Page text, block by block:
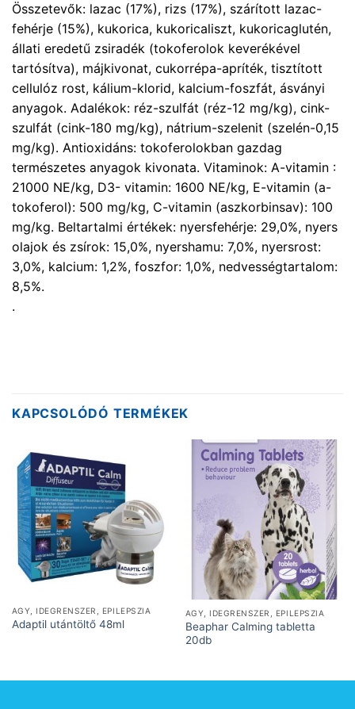
Összetevők: lazac (17%), rizs (17%), szárított lazac-
fehérje (15%), kukorica, kukoricaliszt, kukoricaglutén,
állati eredetű zsiradék (tokoferolok keverékével
tartósítva), májkivonat, cukorrépa-apríték, tisztított
cellulóz rost, kálium-klorid, kalcium-foszfát, ásványi
anyagok. Adalékok: réz-szulfát (réz-12 mg/kg), cink-
szulfát (cink-180 mg/kg), nátrium-szelenit (szelén-0,15
mg/kg). Antioxidáns: tokoferolokban gazdag
természetes anyagok kivonata. Vitaminok: A-vitamin :
21000 NE/kg, D3- vitamin: 1600 NE/kg, E-vitamin (a-
tokoferol): 500 mg/kg, C-vitamin (aszkorbinsav): 100
mg/kg. Beltartalmi értékek: nyersfehérje: 29,0%, nyers
olajok és zsírok: 15,0%, nyershamu: 7,0%, nyersrost:
3,0%, kalcium: 1,2%, foszfor: 1,0%, nedvességtartalom:
8,5%.
.
KAPCSOLÓDÓ TERMÉKEK
AGY, IDEGRENSZER, EPILEPSZIA
Adaptil utántöltő 48ml
AGY, IDEGRENSZER, EPILEPSZIA
Beaphar Calming tabletta
20db